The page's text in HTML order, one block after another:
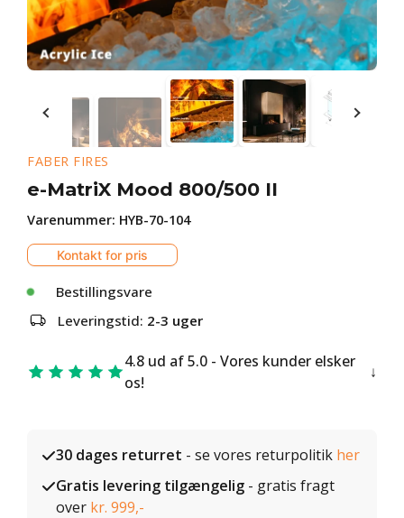
FABER FIRES
e-MatriX Mood 800/500 II
Varenummer: HYB-70-104
Kontakt for pris
Bestillingsvare
Leveringstid: 2-3 uger
4.8 ud af 5.0 - Vores kunder elsker
os!
30 dages returret - se vores returpolitik her
Gratis levering tilgængelig - gratis fragt
over kr. 999,-